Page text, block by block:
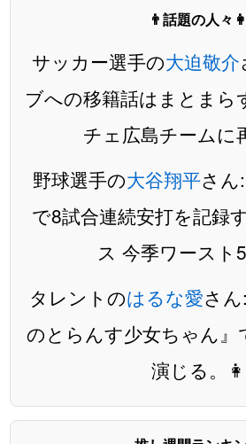
👨話題の人々👩
サッカー選手の大迫敬介
ブへの移籍話はまとまら
チェ広島チームに
野球選手の大谷翔平さん
で8試合連続安打を記録
ス 今季ワースト
タレントのはるな愛さ
のとらんす少女ちゃん』
演じる。👩